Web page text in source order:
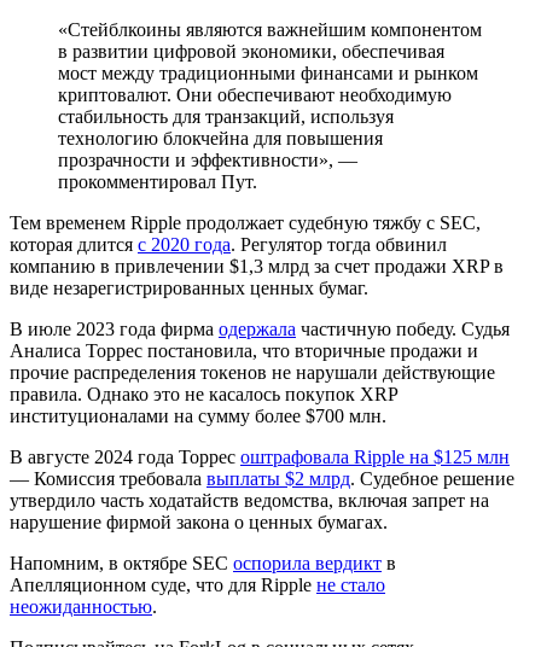
«Стейблкоины являются важнейшим компонентом
в развитии цифровой экономики, обеспечивая
мост между традиционными финансами и рынком
криптовалют. Они обеспечивают необходимую
стабильность для транзакций, используя
технологию блокчейна для повышения
прозрачности и эффективности», —
прокомментировал Пут.
Тем временем Ripple продолжает судебную тяжбу с SEC,
которая длится с 2020 года. Регулятор тогда обвинил
компанию в привлечении $1,3 млрд за счет продажи XRP в
виде незарегистрированных ценных бумаг.
В июле 2023 года фирма одержала частичную победу. Судья
Аналиса Торрес постановила, что вторичные продажи и
прочие распределения токенов не нарушали действующие
правила. Однако это не касалось покупок XRP
институционалами на сумму более $700 млн.
В августе 2024 года Торрес оштрафовала Ripple на $125 млн
— Комиссия требовала выплаты $2 млрд. Судебное решение
утвердило часть ходатайств ведомства, включая запрет на
нарушение фирмой закона о ценных бумагах.
Напомним, в октябре SEC оспорила вердикт в
Апелляционном суде, что для Ripple не стало
неожиданностью.